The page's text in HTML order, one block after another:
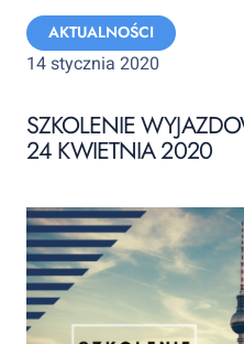
Categories:
AKTUALNOŚCI
14 stycznia 2020
SZKOLENIE
24 KWIETNIA 2020